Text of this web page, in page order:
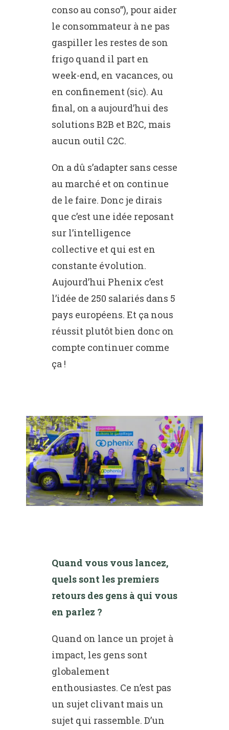
conso au conso”), pour aider
le consommateur à ne pas
gaspiller les restes de son
frigo quand il part en
week-end, en vacances, ou
en confinement (sic). Au
final, on a aujourd’hui des
solutions B2B et B2C, mais
aucun outil C2C.
On a dû s’adapter sans cesse
au marché et on continue
de le faire. Donc je dirais
que c’est une idée reposant
sur l’intelligence
collective et qui est en
constante évolution.
Aujourd’hui Phenix c’est
l’idée de 250 salariés dans 5
pays européens. Et ça nous
réussit plutôt bien donc on
compte continuer comme
ça !
Quand vous vous lancez,
quels sont les premiers
retours des gens à qui vous
en parlez ?
Quand on lance un projet à
impact, les gens sont
globalement
enthousiastes. Ce n’est pas
un sujet clivant mais un
sujet qui rassemble. D’un